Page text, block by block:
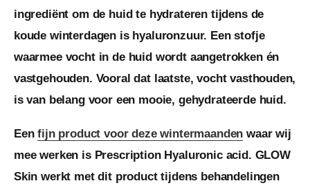
ingrediënt om de huid te hydrateren tijdens de
koude winterdagen is hyaluronzuur. Een stofje
waarmee vocht in de huid wordt aangetrokken én
vastgehouden. Vooral dat laatste, vocht vasthouden,
is van belang voor een mooie, gehydrateerde huid.
Eenfijn product voor deze wintermaanden waar wij
mee werken is Prescription Hyaluronic acid. GLOW
Skin werkt met dit product tijdens behandelingen